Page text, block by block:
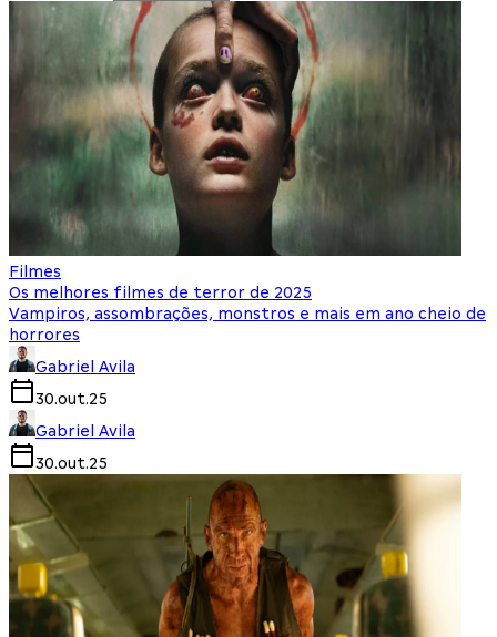
Filmes
Os melhores filmes de terror de 2025
Vampiros, assombrações, monstros e mais em ano cheio de
horrores
Gabriel Avila
30.out.25
Gabriel Avila
30.out.25